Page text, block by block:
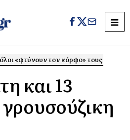
«φτύνουν τον κόρφο» τους
και 13